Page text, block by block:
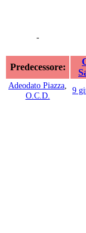
-
Predecessore:
Adeodato Piazza
O.C.D.
9